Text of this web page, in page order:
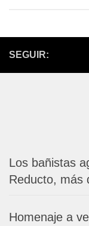
SEGUIR:
Los bañistas
Reducto, más
Homenaje a